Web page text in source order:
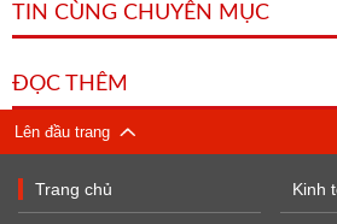
TIN CÙNG CHUYÊN MỤC
ĐỌC THÊM
Lên đầu trang
Trang chủ Kinh